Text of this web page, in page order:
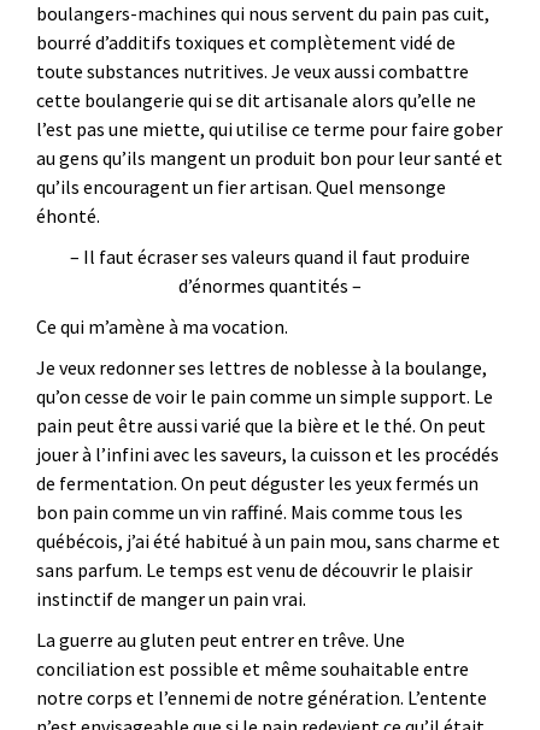
boulangers-machines qui nous servent du pain pas cuit,
bourré d’additifs toxiques et complètement vidé de
toute substances nutritives. Je veux aussi combattre
cette boulangerie qui se dit artisanale alors qu’elle ne
l’est pas une miette, qui utilise ce terme pour faire gober
au gens qu’ils mangent un produit bon pour leur santé et
qu’ils encouragent un fier artisan. Quel mensonge
éhonté.
– Il faut écraser ses valeurs quand il faut produire
d’énormes quantités –
Ce qui m’amène à ma vocation.
Je veux redonner ses lettres de noblesse à la boulange,
qu’on cesse de voir le pain comme un simple support. Le
pain peut être aussi varié que la bière et le thé. On peut
jouer à l’infini avec les saveurs, la cuisson et les procédés
de fermentation. On peut déguster les yeux fermés un
bon pain comme un vin raffiné. Mais comme tous les
québécois, j’ai été habitué à un pain mou, sans charme et
sans parfum. Le temps est venu de découvrir le plaisir
instinctif de manger un pain vrai.
La guerre au gluten peut entrer en trêve. Une
conciliation est possible et même souhaitable entre
notre corps et l’ennemi de notre génération. L’entente